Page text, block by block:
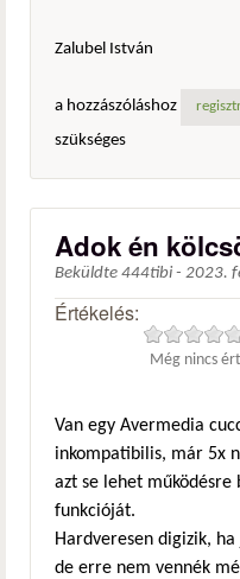
Zalubel István
a hozzászóláshoz
szükséges
Adok én
Beküldte 444tibi - 2023.
Értékelés:
Még nincs
Van egy Avermedia
inkompatibilis, már 5x
azt se lehet
funkcióját.
Hardveresen digizik,
de erre nem vennék